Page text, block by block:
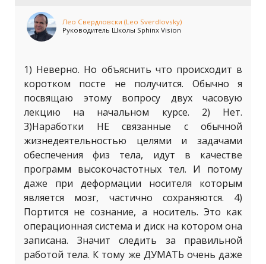
Лео Свердловски (Leo Sverdlovsky)
Руководитель Школы Sphinx Vision
1) Неверно. Но объяснить что происходит в
коротком посте не получится. Обычно я
посвящаю этому вопросу двух часовую
лекцию на начальном курсе. 2) Нет.
3)Наработки НЕ связанные с обычной
жизнедеятельностью целями и задачами
обеспечения физ тела, идут в качестве
программ высокочастотных тел. И потому
даже при деформации носителя которым
является мозг, частично сохраняются. 4)
Портится не сознание, а носитель. Это как
операционная система и диск на котором она
записана. Значит следить за правильной
работой тела. К тому же ДУМАТЬ очень даже